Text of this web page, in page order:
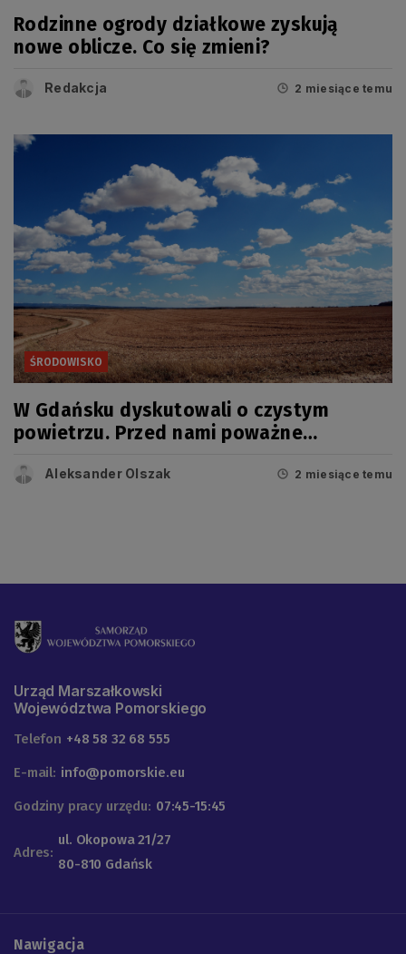
Rodzinne ogrody działkowe zyskują
nowe oblicze. Co się zmieni?
Redakcja 2 miesiące temu
ŚRODOWISKO
W Gdańsku dyskutowali o czystym
powietrzu. Przed nami poważne
Aleksander Olszak 2 miesiące temu
Urząd Marszałkowski
Województwa Pomorskiego
Telefon +48 58 32 68 555
E-mail: info@pomorskie.eu
Godziny pracy urzędu: 07:45-15:45
Adres:
ul. Okopowa 21/27
80-810 Gdańsk
Nawigacja